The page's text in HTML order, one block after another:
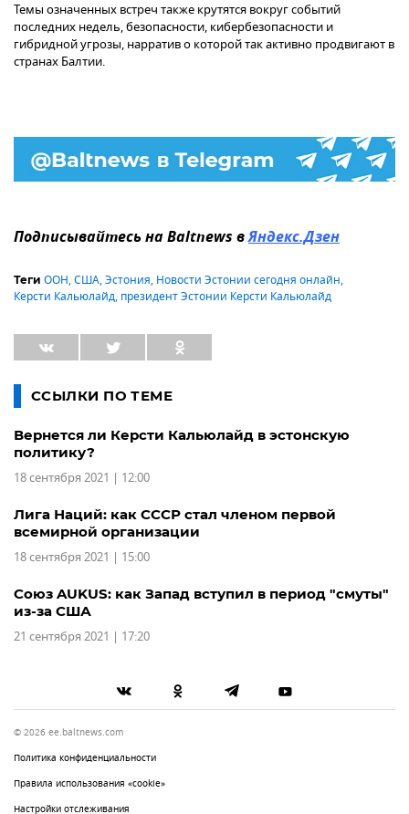
Темы означенных встреч также крутятся вокруг событий
последних недель, безопасности, кибербезопасности и
гибридной угрозы, нарратив о которой так активно продвигают в
странах Балтии.
Подписывайтесь на Baltnews вЯндекс.Дзен
Теги ООН,США,Эстония, Новости Эстонии сегодня онлайн,
Керсти Кальюлайд, президент Эстонии Керсти Кальюлайд
ССЫЛКИ ПО ТЕМЕ
Вернется ли Керсти Кальюлайд в эстонскую
политику?
18 сентября 2021 | 12:00
Лига Наций: как СССР стал членом первой
всемирной организации
18 сентября 2021 | 15:00
Союз AUKUS: как Запад вступил в период "смуты"
из-за США
21 сентября 2021 | 17:20
© 2026 ee.baltnews.com
Политика конфиденциальности
Правила использования «cookie»
Настройки отслеживания